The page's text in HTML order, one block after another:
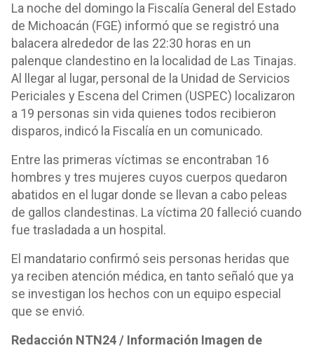
La noche del domingo la Fiscalía General del Estado
de Michoacán (FGE) informó que se registró una
balacera alrededor de las 22:30 horas en un
palenque clandestino en la localidad de Las Tinajas.
Al llegar al lugar, personal de la Unidad de Servicios
Periciales y Escena del Crimen (USPEC) localizaron
a 19 personas sin vida quienes todos recibieron
disparos, indicó la Fiscalía en un comunicado.
Entre las primeras víctimas se encontraban 16
hombres y tres mujeres cuyos cuerpos quedaron
abatidos en el lugar donde se llevan a cabo peleas
de gallos clandestinas. La víctima 20 falleció cuando
fue trasladada a un hospital.
El mandatario confirmó seis personas heridas que
ya reciben atención médica, en tanto señaló que ya
se investigan los hechos con un equipo especial
que se envió.
Redacción NTN24 / Información Imagen de